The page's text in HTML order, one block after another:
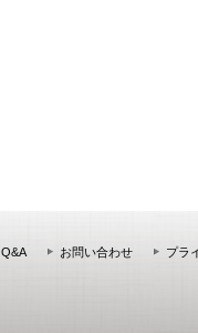
Q&A お問い合わせ プラ